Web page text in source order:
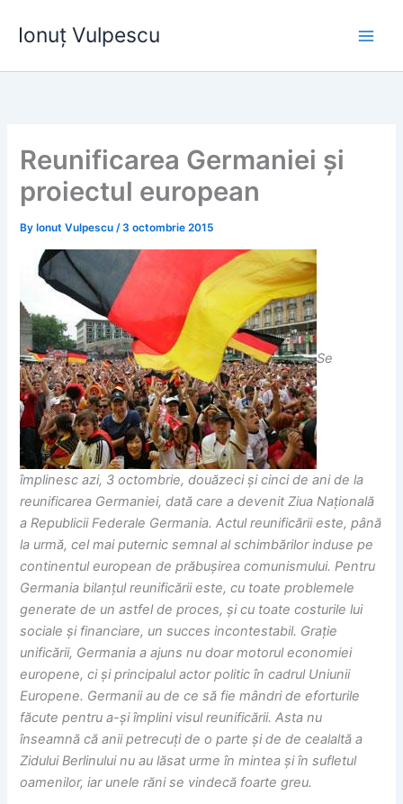
Ionuț Vulpescu
Reunificarea Germaniei și
proiectul european
By Ionut Vulpescu/3 octombrie 2015
Se
împlinesc azi, 3 octombrie, douăzeci și cinci de ani de la
reunificarea Germaniei, dată care a devenit Ziua Națională
a Republicii Federale Germania. Actul reunificării este, până
la urmă, cel mai puternic semnal al schimbărilor induse pe
continentul european de prăbușirea comunismului. Pentru
Germania bilanțul reunificării este, cu toate problemele
generate de un astfel de proces, și cu toate costurile lui
sociale și financiare, un succes incontestabil. Grație
unificării, Germania a ajuns nu doar motorul economiei
europene, ci și principalul actor politic în cadrul Uniunii
Europene. Germanii au de ce să fie mândri de eforturile
făcute pentru a-și împlini visul reunificării. Asta nu
înseamnă că anii petrecuți de o parte și de de cealaltă a
Zidului Berlinului nu au lăsat urme în mintea și în sufletul
oamenilor, iar unele răni se vindecă foarte greu.